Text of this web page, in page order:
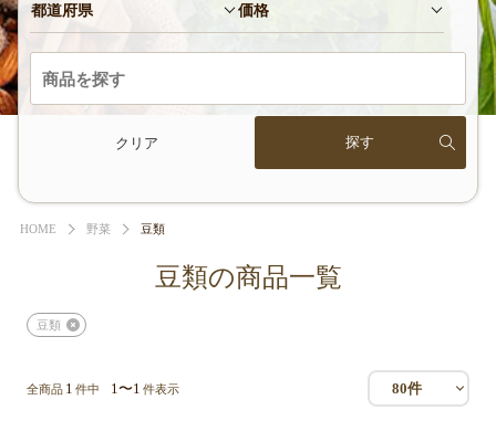
都道府県 価格
クリア
HOME 野菜 豆類
豆類の商品一覧
豆類
全商品 1 件中 1〜1 件表示 80件